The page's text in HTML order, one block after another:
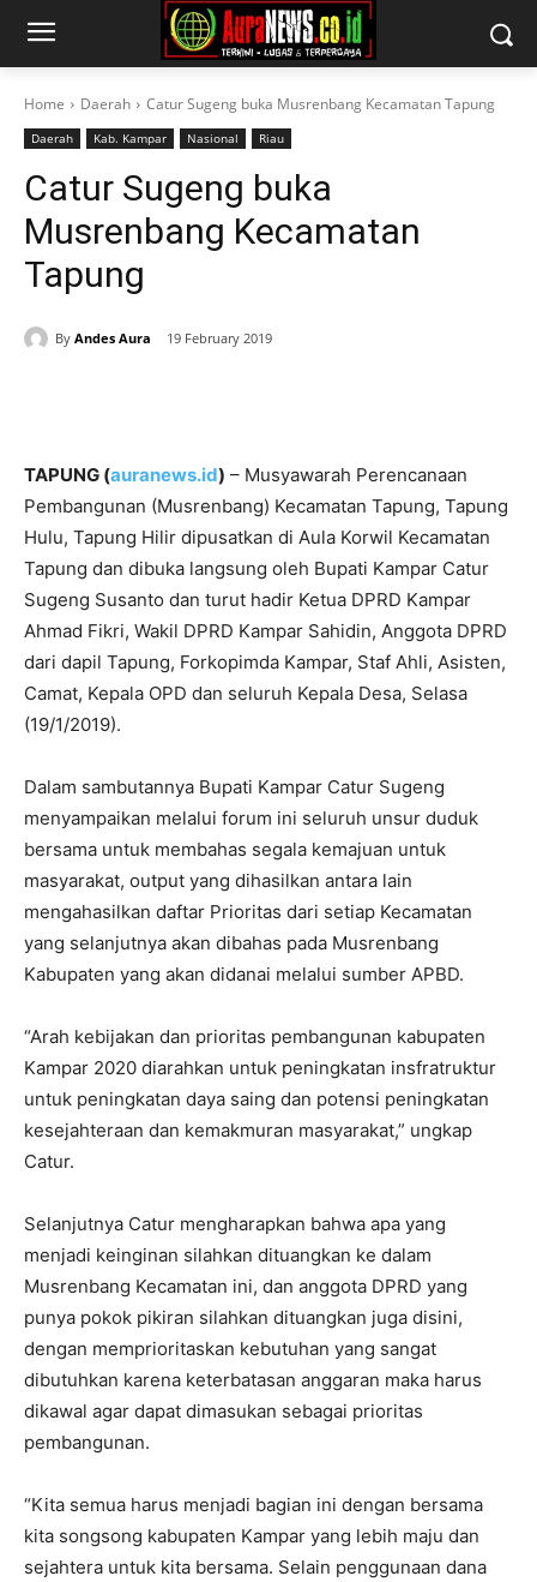
Home Daerah Catur Sugeng buka Musrenbang Kecamatan Tapung
Daerah Kab. Kampar Nasional Riau
Catur Sugeng buka
Musrenbang Kecamatan
Tapung
By Andes Aura 19 February 2019
TAPUNG (auranews.id) – Musyawarah Perencanaan
Pembangunan (Musrenbang) Kecamatan Tapung, Tapung
Hulu, Tapung Hilir dipusatkan di Aula Korwil Kecamatan
Tapung dan dibuka langsung oleh Bupati Kampar Catur
Sugeng Susanto dan turut hadir Ketua DPRD Kampar
Ahmad Fikri, Wakil DPRD Kampar Sahidin, Anggota DPRD
dari dapil Tapung, Forkopimda Kampar, Staf Ahli, Asisten,
Camat, Kepala OPD dan seluruh Kepala Desa, Selasa
(19/1/2019).
Dalam sambutannya Bupati Kampar Catur Sugeng
menyampaikan melalui forum ini seluruh unsur duduk
bersama untuk membahas segala kemajuan untuk
masyarakat, output yang dihasilkan antara lain
mengahasilkan daftar Prioritas dari setiap Kecamatan
yang selanjutnya akan dibahas pada Musrenbang
Kabupaten yang akan didanai melalui sumber APBD.
“Arah kebijakan dan prioritas pembangunan kabupaten
Kampar 2020 diarahkan untuk peningkatan insfratruktur
untuk peningkatan daya saing dan potensi peningkatan
kesejahteraan dan kemakmuran masyarakat,” ungkap
Catur.
Selanjutnya Catur mengharapkan bahwa apa yang
menjadi keinginan silahkan dituangkan ke dalam
Musrenbang Kecamatan ini, dan anggota DPRD yang
punya pokok pikiran silahkan dituangkan juga disini,
dengan memprioritaskan kebutuhan yang sangat
dibutuhkan karena keterbatasan anggaran maka harus
dikawal agar dapat dimasukan sebagai prioritas
pembangunan.
“Kita semua harus menjadi bagian ini dengan bersama
kita songsong kabupaten Kampar yang lebih maju dan
sejahtera untuk kita bersama. Selain penggunaan dana